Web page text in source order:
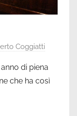
Coggiatti
di piena
che ha così